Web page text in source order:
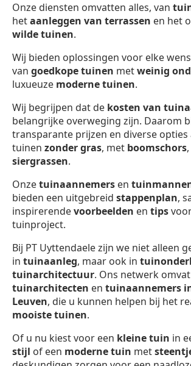
Onze diensten omvatten alles, van
hetaanleggen van terrassen en het
wilde tuinen.
Wij bieden oplossingen voor elke
van goedkope tuinen metweinig
luxueuze moderne tuinen.
Wij begrijpen dat de kosten van
belangrijke overweging zijn. Daarom
transparante prijzen en diverse opties
tuinen zonder gras, met boomschors,
siergrassen.
Onzetuinaannemers en
bieden een uitgebreid stappenplan,
inspirerendevoorbeelden en tips
tuinproject.
Bij PT Uyttendaele zijn we niet alleen
in tuinaanleg, maar ook in
tuinarchitectuur. Ons netwerk
tuinarchitecten en tuinaannemers
Leuven, die u kunnen helpen bij het
mooiste tuinen.
Of u nu kiest voor een kleine tuin in
stijl of een moderne tuin met